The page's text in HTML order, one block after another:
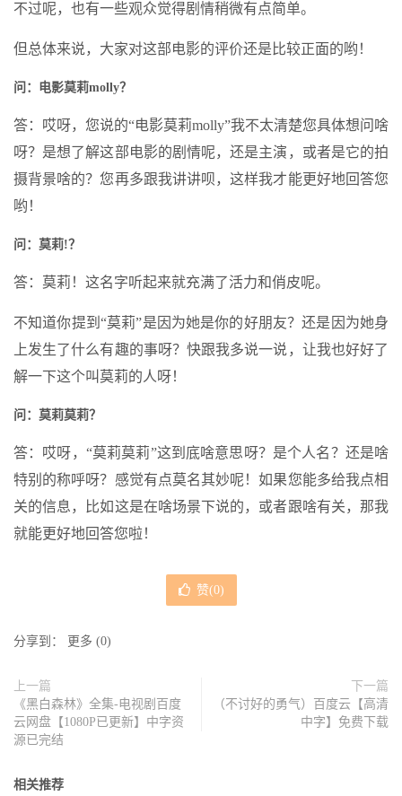
不过呢，也有一些观众觉得剧情稍微有点简单。
但总体来说，大家对这部电影的评价还是比较正面的哟！
问：电影莫莉molly？
答：哎呀，您说的“电影莫莉molly”我不太清楚您具体想问啥
呀？是想了解这部电影的剧情呢，还是主演，或者是它的拍
摄背景啥的？您再多跟我讲讲呗，这样我才能更好地回答您
哟！
问：莫莉!？
答：莫莉！这名字听起来就充满了活力和俏皮呢。
不知道你提到“莫莉”是因为她是你的好朋友？还是因为她身
上发生了什么有趣的事呀？快跟我多说一说，让我也好好了
解一下这个叫莫莉的人呀！
问：莫莉莫莉？
答：哎呀，“莫莉莫莉”这到底啥意思呀？是个人名？还是啥
特别的称呼呀？感觉有点莫名其妙呢！如果您能多给我点相
关的信息，比如这是在啥场景下说的，或者跟啥有关，那我
就能更好地回答您啦！
赞(0)
分享到： 更多 (0)
上一篇
《黑白森林》全集-电视剧百度
云网盘【1080P已更新】中字资
源已完结
下一篇
（不讨好的勇气）百度云【高清
中字】免费下载
相关推荐